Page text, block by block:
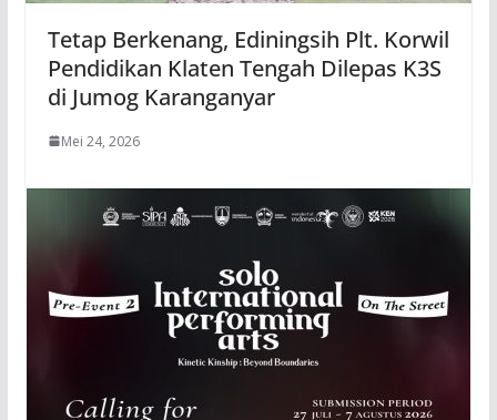
Tetap Berkenang, Ediningsih Plt. Korwil
Pendidikan Klaten Tengah Dilepas K3S
di Jumog Karanganyar
Mei 24, 2026